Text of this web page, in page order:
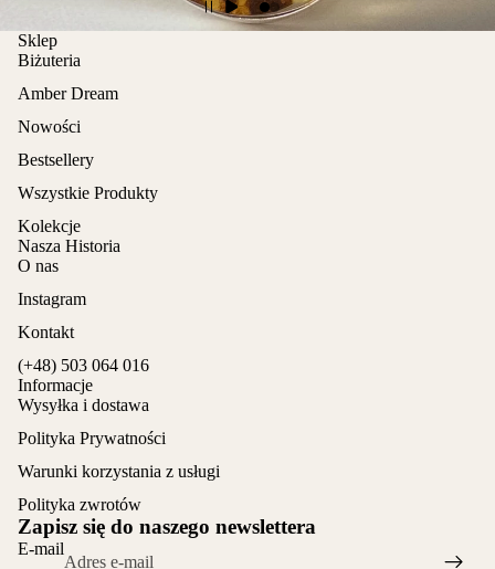
Sklep
Biżuteria
Amber Dream
Nowości
Bestsellery
Wszystkie Produkty
Kolekcje
Nasza Historia
O nas
Instagram
Kontakt
(+48) 503 064 016
Informacje
Wysyłka i dostawa
Polityka Prywatności
Warunki korzystania z usługi
Polityka zwrotów
Zapisz się do naszego newslettera
E-mail